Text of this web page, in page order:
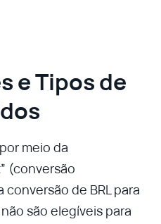
e Tipos de
meio da
(conversão
de BRL para
não são elegíveis para